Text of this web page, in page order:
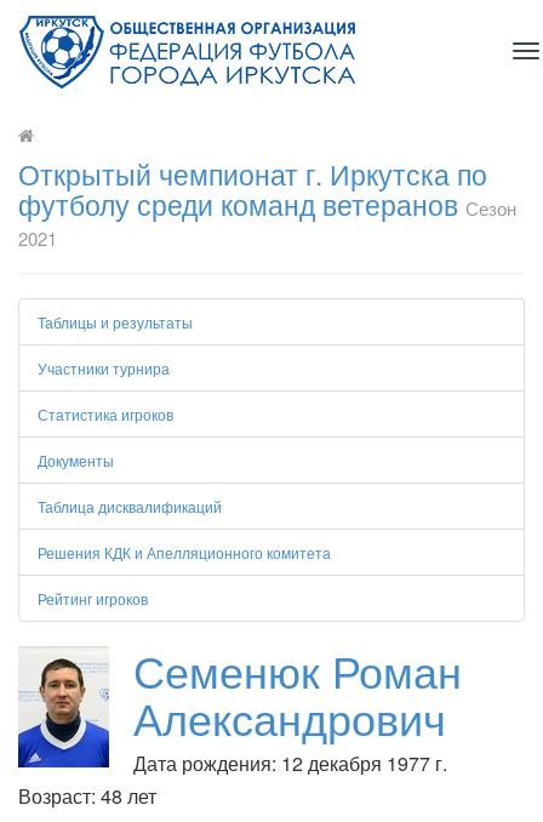
Открытый чемпионат г. Иркутска по
футболу среди команд ветеранов Сезон
2021
Таблицы и результаты
Участники турнира
Статистика игроков
Документы
Таблица дисквалификаций
Решения КДК и Апелляционного комитета
Рейтинг игроков
Семенюк Роман
Александрович
Дата рождения: 12 декабря 1977 г.
Возраст: 48 лет